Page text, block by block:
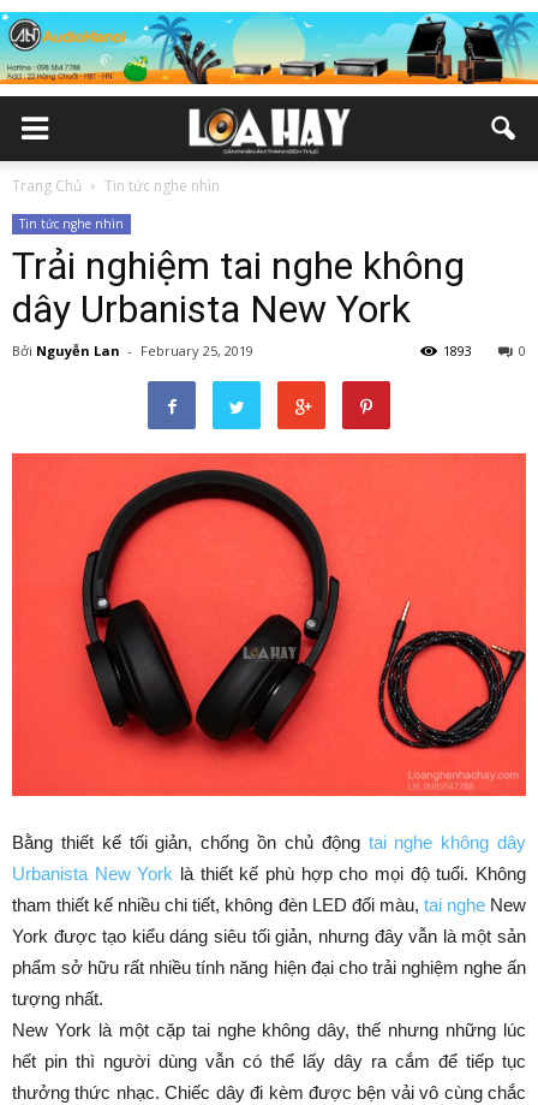
Trang Chủ Tin tức nghe nhìn
Tin tức nghe nhìn
Trải nghiệm tai nghe không
dây Urbanista New York
Bởi Nguyễn Lan - February 25, 2019 0
1893
Bằng thiết kế tối giản, chống ồn chủ động tai nghe không dây
Urbanista New York là thiết kế phù hợp cho mọi độ tuổi. Không
tham thiết kế nhiều chi tiết, không đèn LED đổi màu, tai ngheNew
York được tạo kiểu dáng siêu tối giản, nhưng đây vẫn là một sản
phẩm sở hữu rất nhiều tính năng hiện đại cho trải nghiệm nghe ấn
tượng nhất.
New York là một cặp tai nghe không dây, thế nhưng những lúc
hết pin thì người dùng vẫn có thể lấy dây ra cắm để tiếp tục
thưởng thức nhạc. Chiếc dây đi kèm được bện vải vô cùng chắc